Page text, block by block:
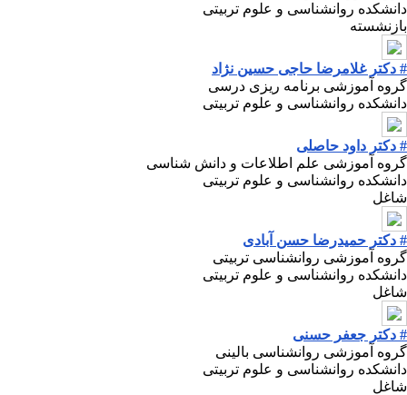
دانشکده روانشناسی و علوم تربیتی
بازنشسته
# دکتر غلامرضا حاجی حسین نژاد
گروه آموزشی برنامه ریزی درسی
دانشکده روانشناسی و علوم تربیتی
# دکتر داود حاصلی
گروه آموزشی علم اطلاعات و دانش شناسی
دانشکده روانشناسی و علوم تربیتی
شاغل
# دکتر حمیدرضا حسن آبادی
گروه آموزشی روانشناسی تربیتی
دانشکده روانشناسی و علوم تربیتی
شاغل
# دکتر جعفر حسنی
گروه آموزشی روانشناسی بالینی
دانشکده روانشناسی و علوم تربیتی
شاغل